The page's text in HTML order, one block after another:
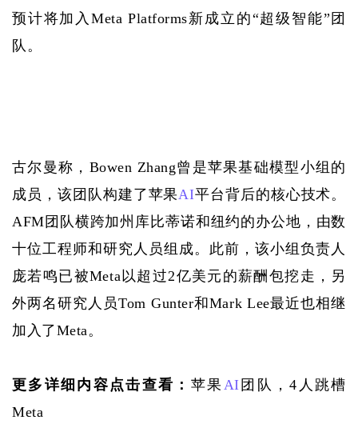
预计将加入Meta Platforms新成立的“超级智能”团
队。
古尔曼称， Bowen Zhang曾是苹果基础模型小组的
成员，该团队构建了苹果AI平台背后的核心技术。
AFM团队横跨加州库比蒂诺和纽约的办公地，由数
十位工程师和研究人员组成。此前，该小组负责人
庞若鸣已被Meta以超过2亿美元的薪酬包挖走，另
外两名研究人员Tom Gunter和Mark Lee最近也相继
加入了Meta。
更多详细内容点击查看： 苹果 AI 团队，4人跳槽
Meta